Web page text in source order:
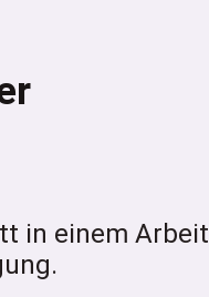
in einem